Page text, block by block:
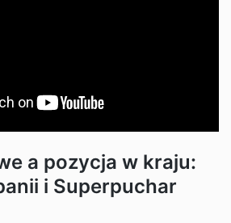
a pozycja w kraju:
i Superpuchar